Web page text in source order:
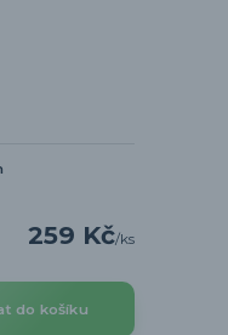
259 Kč/ks
do košíku